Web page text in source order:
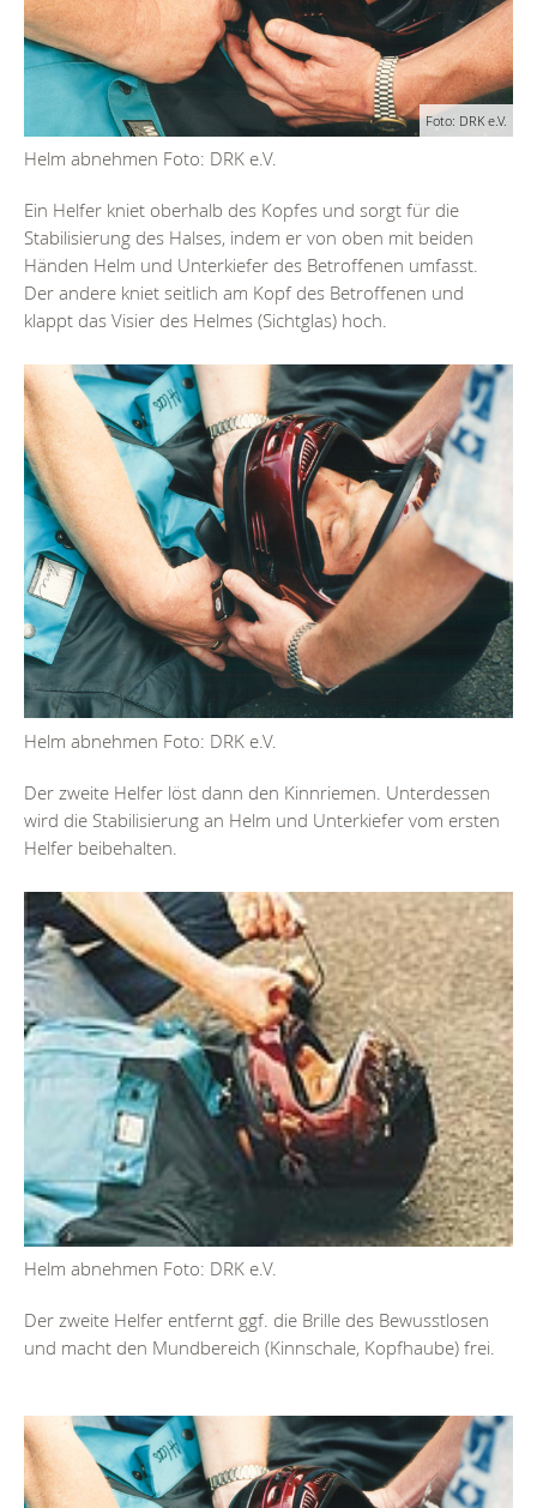
Foto: DRK e.V.
Helm abnehmen Foto: DRK e.V.
Ein Helfer kniet oberhalb des Kopfes und sorgt für die
Stabilisierung des Halses, indem er von oben mit beiden
Händen Helm und Unterkiefer des Betroffenen umfasst.
Der andere kniet seitlich am Kopf des Betroffenen und
klappt das Visier des Helmes (Sichtglas) hoch.
Helm abnehmen Foto: DRK e.V.
Der zweite Helfer löst dann den Kinnriemen. Unterdessen
wird die Stabilisierung an Helm und Unterkiefer vom ersten
Helfer beibehalten.
Helm abnehmen Foto: DRK e.V.
Der zweite Helfer entfernt ggf. die Brille des Bewusstlosen
und macht den Mundbereich (Kinnschale, Kopfhaube) frei.